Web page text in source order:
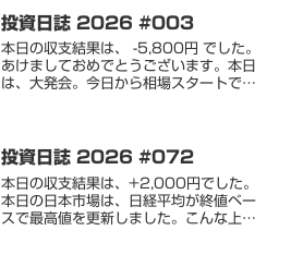
たが、損切ができないというひどい有
様。損切りは、損失...
投資日誌 2026 #003
本日の収支結果は、 -5,800円 でした。
あけましておめでとうございます。本日
は、大発会。今日から相場スタートで
相場はどうなるか心...
投資日誌 2026 #072
本日の収支結果は、+2,000円でした。
本日の日本市場は、日経平均が終値ベー
スで最高値を更新しました。こんな上げ